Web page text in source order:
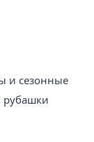
и сезонные
рубашки